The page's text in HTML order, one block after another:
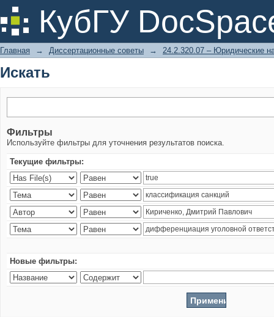
КубГУ
Искать
Главная → Диссертационные советы → 24.2.320.07 – Юридические
Искать
Фильтры
Используйте фильтры для уточнения результатов поиска.
Текущие фильтры:
Новые фильтры: